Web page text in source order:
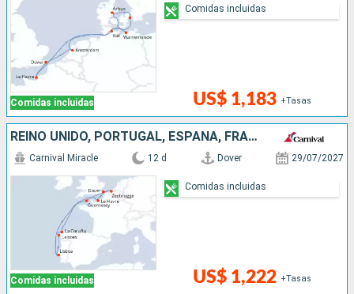
Comidas incluidas US$ 1,183 +Tasas
Comidas incluidas
REINO UNIDO, PORTUGAL, ESPAÑA, FRANCIA, BÉLGICA
Comidas incluidas
Carnival Miracle 12 d Dover 29/07/2027
US$ 1,222 +Tasas
Comidas incluidas